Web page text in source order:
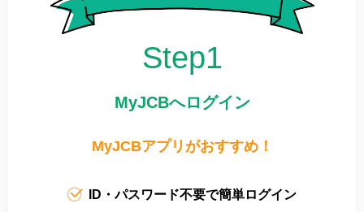
Step1
MyJCBへログイン
MyJCBアプリがおすすめ！
ID・パスワード不要で簡単ログイン